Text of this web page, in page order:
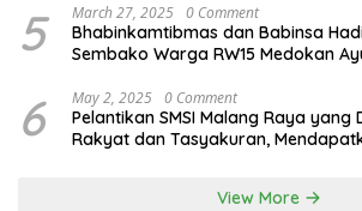
5 March 27, 2025 0 Comment
Bhabinkamtibmas dan Babinsa
Sembako Warga RW15 Medokan
6 May 2, 2025 0 Comment
Pelantikan SMSI Malang Raya yang
Rakyat dan Tasyakuran,
View More